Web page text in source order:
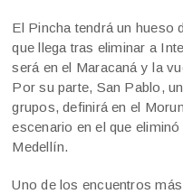
El Pincha tendrá un hueso
que llega tras eliminar a
será en el Maracaná y la
Por su parte, San Pablo,
grupos, definirá en el
escenario en el que
Medellín.
Uno de los encuentros